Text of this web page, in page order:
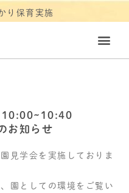
り保育実施
お知らせ
見学会を実施しておりま
園としての環境をご覧い